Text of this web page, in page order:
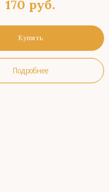
170 руб.
Купить
Подробнее